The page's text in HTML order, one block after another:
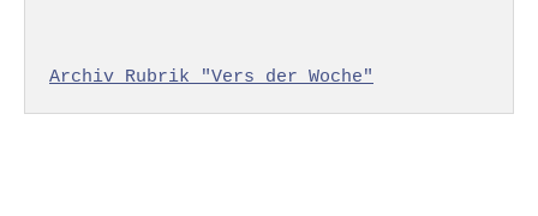
Archiv Rubrik "Vers der Woche"